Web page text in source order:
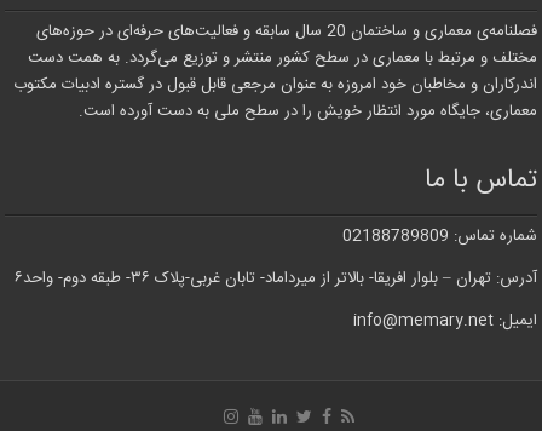
فصلنامه‌ی معماری و ساختمان 20 سال سابقه و فعالیت‌های حرفه‌ای در حوزه‌های
مختلف و مرتبط با معماری در سطح کشور منتشر و توزیع می‌گردد. به همت دست
اندرکاران و مخاطبان خود امروزه به عنوان مرجعی قابل قبول در گستره ادبیات مکتوب
معماری، جایگاه مورد انتظار خویش را در سطح ملی به دست آورده است.
تماس با ما
شماره تماس: 02188789809
آدرس: تهران – بلوار افریقا- بالاتر از میرداماد- تابان غربی-پلاک ۳۶- طبقه دوم- واحد۶
ایمیل: info@memary.net